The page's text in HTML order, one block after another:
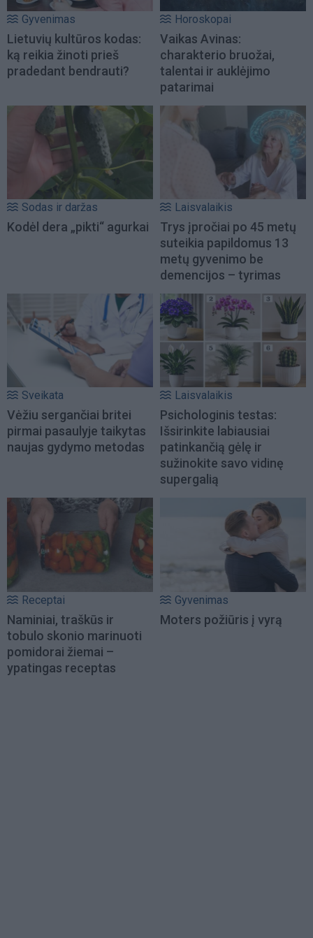
Gyvenimas
Lietuvių kultūros kodas:
ką reikia žinoti prieš
pradedant bendrauti?
Horoskopai
Vaikas Avinas:
charakterio bruožai,
talentai ir auklėjimo
patarimai
Sodas ir daržas
Kodėl dera „pikti“ agurkai
Laisvalaikis
Trys įpročiai po 45 metų
suteikia papildomus 13
metų gyvenimo be
demencijos – tyrimas
Sveikata
Vėžiu sergančiai britei
pirmai pasaulyje taikytas
naujas gydymo metodas
Laisvalaikis
Psichologinis testas:
Išsirinkite labiausiai
patinkančią gėlę ir
sužinokite savo vidinę
supergalią
Receptai
Naminiai, traškūs ir
tobulo skonio marinuoti
pomidorai žiemai –
ypatingas receptas
Gyvenimas
Moters požiūris į vyrą